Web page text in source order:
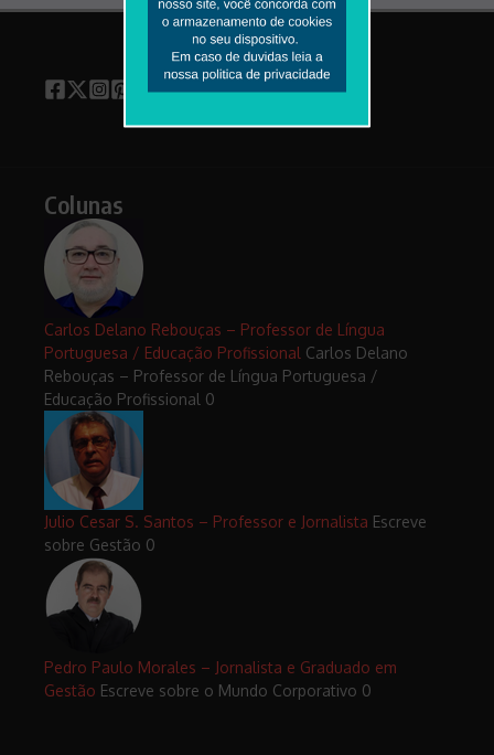
Colunas
Carlos Delano Rebouças – Professor de Língua
Portuguesa / Educação Profissional Carlos Delano
Rebouças – Professor de Língua Portuguesa /
Educação Profissional 0
Julio Cesar S. Santos – Professor e Jornalista Escreve
sobre Gestão 0
Pedro Paulo Morales – Jornalista e Graduado em
Gestão Escreve sobre o Mundo Corporativo 0